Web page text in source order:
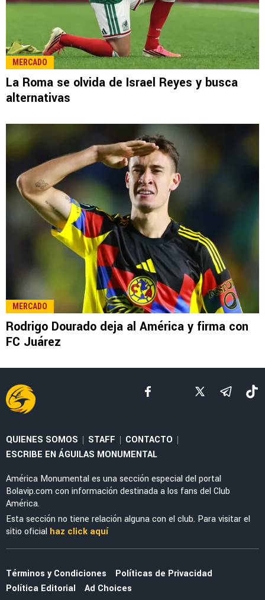
LEE TAMBIÉN
MERCADO
La millonada que América tendría que pagar
por el fichaje de Jáminton Campaz